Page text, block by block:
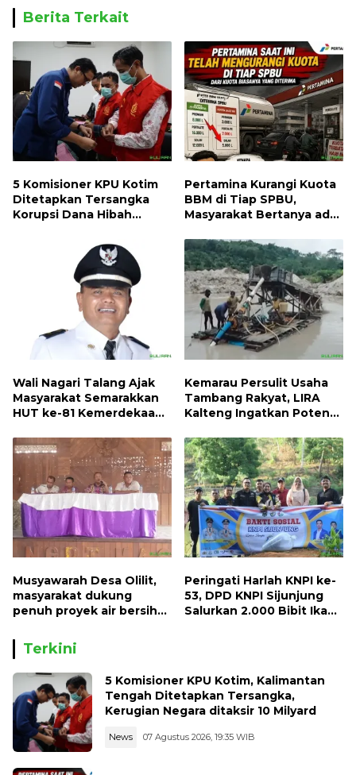
Berita Terkait
5 Komisioner KPU Kotim
Ditetapkan Tersangka
Korupsi Dana Hibah
ditaksir 10 Milyard
Pertamina Kurangi Kuota
BBM di Tiap SPBU,
Masyarakat Bertanya ada
Wali Nagari Talang Ajak
Masyarakat Semarakkan
HUT ke-81 Kemerdekaan
Bendera Merah Putih
Kemarau Persulit Usaha
Tambang Rakyat, LIRA
Kalteng Ingatkan Potensi
Hidup
Musyawarah Desa Olilit,
masyarakat dukung
penuh proyek air bersih
Peringati Harlah KNPI ke-
53, DPD KNPI Sijunjung
Salurkan 2.000 Bibit Ikan
Terkini
5 Komisioner KPU Kotim, Kalimantan
Tengah Ditetapkan Tersangka,
Kerugian Negara ditaksir 10 Milyard
News 07 Agustus 2026, 19:35 WIB